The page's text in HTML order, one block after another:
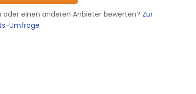
einen anderen Anbieter bewerten? Zur
Umfrage